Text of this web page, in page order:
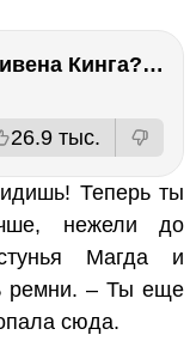
САМЫЕ СТРАШНЫЕ книги Стивена Кинга???
26.9 тыс.
Теперь ты
нежели до
Магда и
ремни. – Ты еще
сюда.